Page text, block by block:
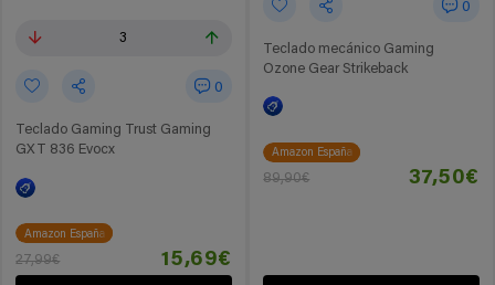
3
0
Teclado Gaming Trust Gaming
GXT 836 Evocx
Amazon España
27,99€ 15,69€
0
Teclado mecánico Gaming
Ozone Gear Strikeback
Amazon España
89,90€ 37,50€